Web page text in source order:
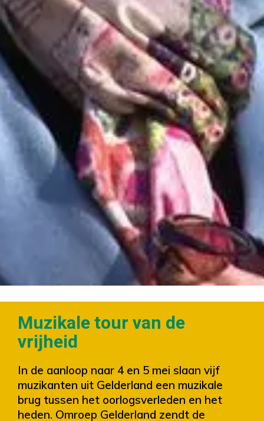
Muzikale tour van de
vrijheid
In de aanloop naar 4 en 5 mei slaan vijf
muzikanten uit Gelderland een muzikale
brug tussen het oorlogsverleden en het
heden. Omroep Gelderland zendt de